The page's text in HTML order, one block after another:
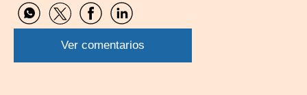
Compartir
por
WhatsApp
Compartir
por
Twitter
Compartir
por
Facebook
Compartir
por
Linkedin
Ver comentarios